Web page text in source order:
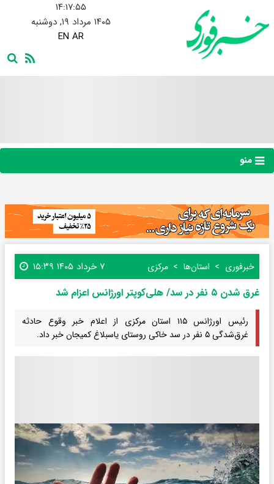
۱۴:۱۷:۵۶
۱۴۰۵ مرداد ۱۹, دوشنبه
EN AR
منو
خبرفوری استان‌ها مرکزی ۷ خرداد ۱۴۰۵ ۱۵:۳۹
غرق شدن ۵ نفر در سد/ هلی‌کوپتر اورژانس اعزام شد
رئیس اورژانس ۱۱۵ استان مرکزی از اعلام خبر وقوع حادثه
غرق‌شدگی ۵ نفر در سد خاکی روستای یاسبلاغ کمیجان خبر داد.